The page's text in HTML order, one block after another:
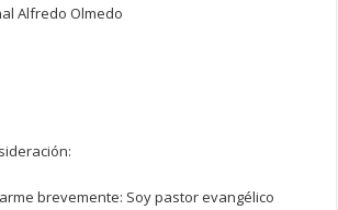
Alfredo Olmedo
brevemente: Soy pastor evangélico